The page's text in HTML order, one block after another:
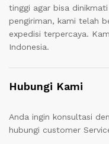
tinggi agar bisa
pengiriman, kami telah
expedisi terpercaya.
Indonesia.
Hubungi Kami
Anda ingin konsultasi
hubungi customer